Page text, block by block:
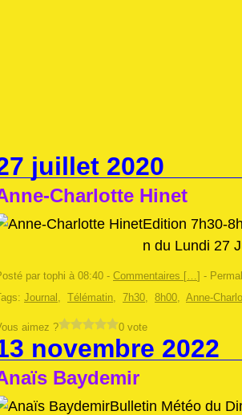
juillet 2020
Charlotte Hinet
Edition 7h30-
n du Lundi 27
par tophi à 08:40 - Commentaires […] -
Journal , Télématin, 7h30, 8h00, Anne-
aimez ? 0 vote
novembre 2022
Baydemir
Bulletin Météo du